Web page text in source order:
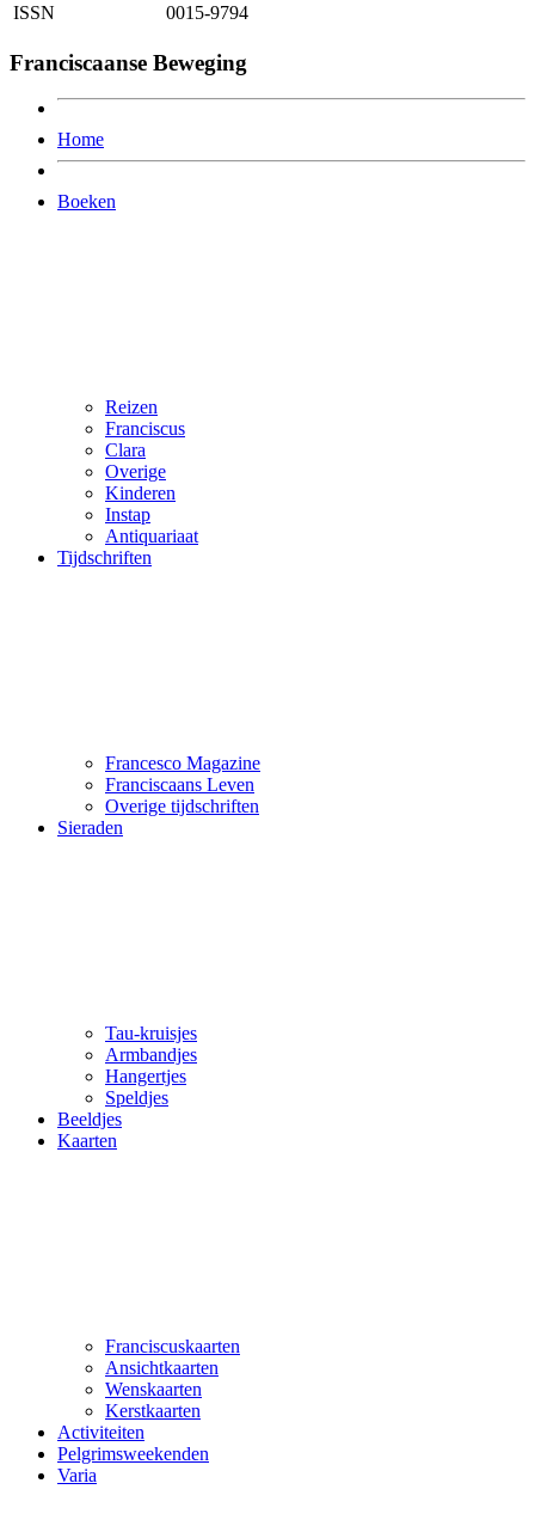
ISSN
0015-9794
Franciscaanse Beweging
Home
Boeken
Reizen
Franciscus
Clara
Overige
Kinderen
Instap
Antiquariaat
Tijdschriften
Francesco Magazine
Franciscaans Leven
Overige tijdschriften
Sieraden
Tau-kruisjes
Armbandjes
Hangertjes
Speldjes
Beeldjes
Kaarten
Franciscuskaarten
Ansichtkaarten
Wenskaarten
Kerstkaarten
Activiteiten
Pelgrimsweekenden
Varia